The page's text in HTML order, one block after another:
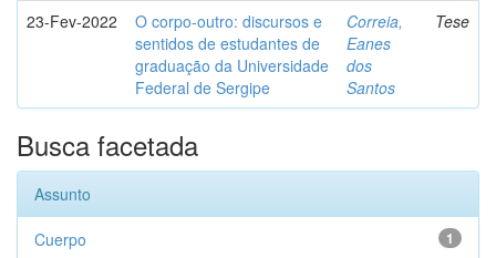
23-Fev-2022
O corpo-outro: discursos e
sentidos de estudantes de
graduação da Universidade
Federal de Sergipe
Correia,
Eanes
dos
Santos
Tese
Busca facetada
Assunto
1
Cuerpo